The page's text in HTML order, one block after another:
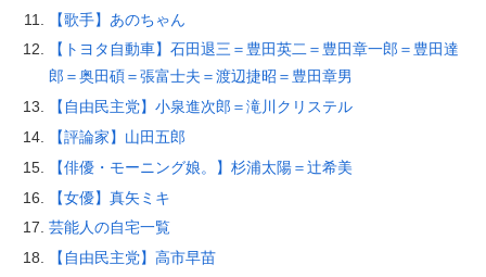
【歌手】あのちゃん
【トヨタ自動車】石田退三＝豊田英二＝豊田章一郎＝豊田達
郎＝奥田碩＝張富士夫＝渡辺捷昭＝豊田章男
【自由民主党】小泉進次郎＝滝川クリステル
【評論家】山田五郎
【俳優・モーニング娘。】杉浦太陽＝辻希美
【女優】真矢ミキ
芸能人の自宅一覧
【自由民主党】高市早苗